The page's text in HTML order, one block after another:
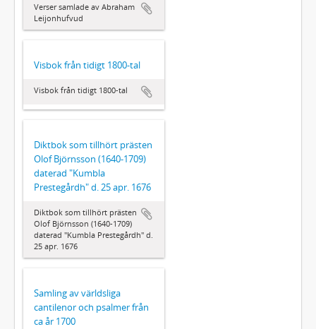
Verser samlade av Abraham
Leijonhufvud
Visbok från tidigt 1800-tal
Visbok från tidigt 1800-tal
Diktbok som tillhört prästen
Olof Björnsson (1640-1709)
daterad "Kumbla
Prestegårdh" d. 25 apr. 1676
Diktbok som tillhört prästen
Olof Björnsson (1640-1709)
daterad "Kumbla Prestegårdh" d.
25 apr. 1676
Samling av världsliga
cantilenor och psalmer från
ca år 1700